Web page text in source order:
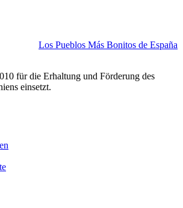
Los Pueblos Más Bonitos de España
für die Erhaltung und Förderung des
einsetzt.